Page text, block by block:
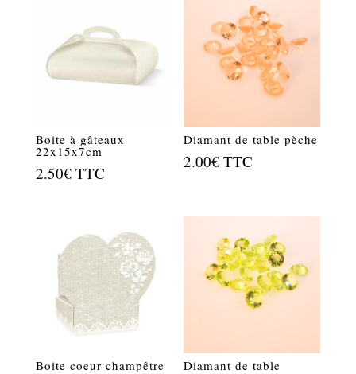
Boite à gâteaux
22x15x7cm
2.50€ TTC
Diamant de table pèche
2.00€ TTC
Boite coeur champêtre Diamant de table